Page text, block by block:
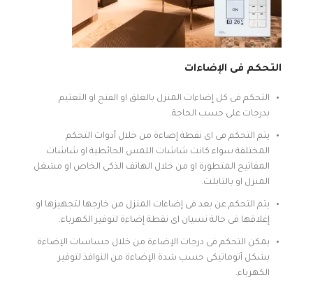
التحكم فى الإضاءات
التحكم فى كل إضاءات المنزل بالغلق او الفتح او التعتيم
بدرجات على حسب الحاجة.
يتم التحكم فى اى نقطة إضاءة من خلال أدوات التحكم
المختلفة سواء كانت شاشات اللمس الحائطية او شاشات
المفاتيح المتطورة او من خلال الهاتف الذكى الخاص او مشغل
المنزل او بالتابلت.
يتم التحكم عن بعد فى إضاءات المنزل من خارجها لتجهيزها او
إغلاقها فى حالة نسيان اى نقطة إضاءة لتوفير الكهرباء.
يمكن التحكم فى درجات الإضاءة من خلال حساسات الإضاءة
بشكل أتوماتيكى حسب شدة الإضاءة من النوافذ لتوفير
الكهرباء.